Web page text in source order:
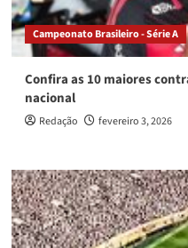
Campeonato Brasileiro - Série A
Confira as 10 maiores
nacional
Redação fevereiro 3, 2026